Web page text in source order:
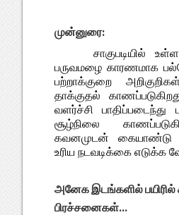
முன்னுரை:
சாகுபடியில்
பருவமழை காரணமாக
பற்றாக்குறை
தாக்குதல்
வளர்ச்சி பாதிப்படைந்து
சூழ்நிலை
கவனமுடன் கையாண்டு
உரிய நடவடிக்கை எடுக்க
அனேக இடங்களில் பயிரில்
பிரச்சனைகள்...